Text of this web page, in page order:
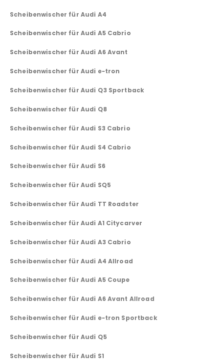
Scheibenwischer für Audi A4
Scheibenwischer für Audi A5 Cabrio
Scheibenwischer für Audi A6 Avant
Scheibenwischer für Audi e-tron
Scheibenwischer für Audi Q3 Sportback
Scheibenwischer für Audi Q8
Scheibenwischer für Audi S3 Cabrio
Scheibenwischer für Audi S4 Cabrio
Scheibenwischer für Audi S6
Scheibenwischer für Audi SQ5
Scheibenwischer für Audi TT Roadster
Scheibenwischer für Audi A1 Citycarver
Scheibenwischer für Audi A3 Cabrio
Scheibenwischer für Audi A4 Allroad
Scheibenwischer für Audi A5 Coupe
Scheibenwischer für Audi A6 Avant Allroad
Scheibenwischer für Audi e-tron Sportback
Scheibenwischer für Audi Q5
Scheibenwischer für Audi S1